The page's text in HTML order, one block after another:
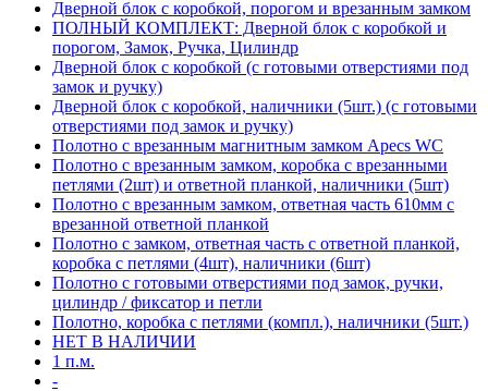
Дверной блок с коробкой, порогом и врезанным замком
ПОЛНЫЙ КОМПЛЕКТ: Дверной блок с коробкой и
порогом, Замок, Ручка, Цилиндр
Дверной блок с коробкой (с готовыми отверстиями под
замок и ручку)
Дверной блок с коробкой, наличники (5шт.) (с готовыми
отверстиями под замок и ручку)
Полотно с врезанным магнитным замком Apecs WC
Полотно с врезанным замком, коробка с врезанными
петлями (2шт) и ответной планкой, наличники (5шт)
Полотно с врезанным замком, ответная часть 610мм с
врезанной ответной планкой
Полотно с замком, ответная часть с ответной планкой,
коробка с петлями (4шт), наличники (6шт)
Полотно с готовыми отверстиями под замок, ручки,
цилиндр / фиксатор и петли
Полотно, коробка с петлями (компл.), наличники (5шт.)
НЕТ В НАЛИЧИИ
1 п.м.
-